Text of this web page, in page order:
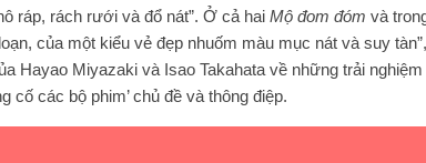
ráp, rách rưới và đổ nát”. Ở cả hai Mộ đom đóm và
của một kiểu vẻ đẹp nhuốm màu mục nát và suy
Hayao Miyazaki và Isao Takahata về những trải
cố các bộ phim’ chủ đề và thông điệp.